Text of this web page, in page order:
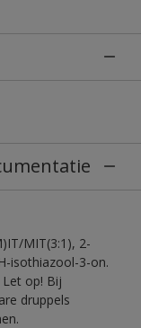
MIT(3:1), 2-
isothiazool-3-on.
op! Bij
druppels